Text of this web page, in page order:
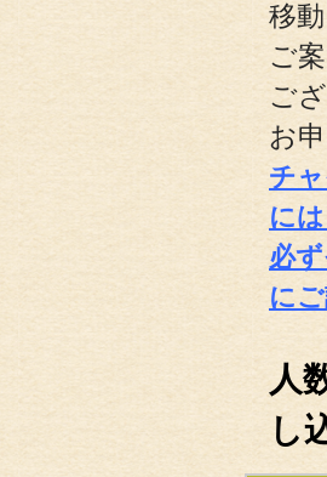
移
ご
ご
お
チ
に
必
に
人
し